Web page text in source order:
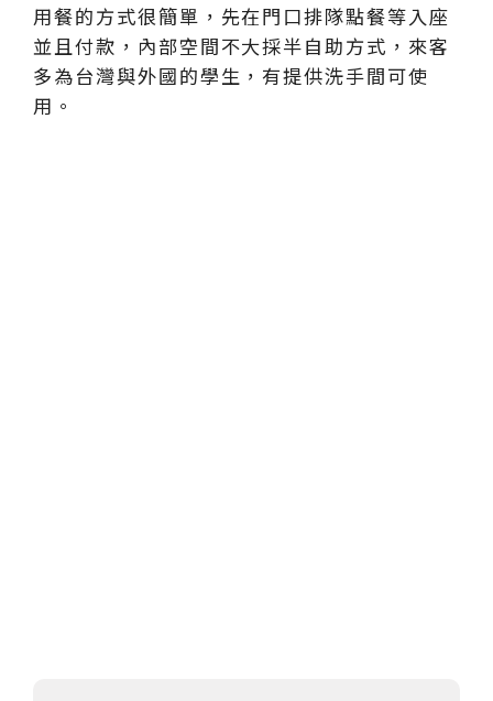
用餐的方式很簡單，先在門口排隊點餐等入座
並且付款，內部空間不大採半自助方式，來客
多為台灣與外國的學生，有提供洗手間可使
用。